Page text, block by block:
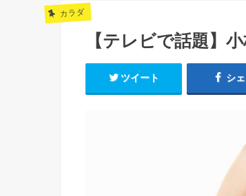
カラダ
【テレビで話題】
ツイート シ